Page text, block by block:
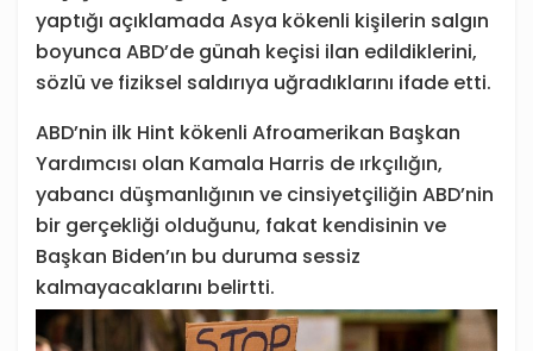
yaptığı açıklamada Asya kökenli kişilerin salgın
boyunca ABD’de günah keçisi ilan edildiklerini,
sözlü ve fiziksel saldırıya uğradıklarını ifade etti.
ABD’nin ilk Hint kökenli Afroamerikan Başkan
Yardımcısı olan Kamala Harris de ırkçılığın,
yabancı düşmanlığının ve cinsiyetçiliğin ABD’nin
bir gerçekliği olduğunu, fakat kendisinin ve
Başkan Biden’ın bu duruma sessiz
kalmayacaklarını belirtti.